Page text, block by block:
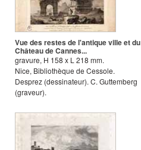
Vue des restes de l'antique ville et du
Château de Cannes...
gravure, H 158 x L 218 mm.
Nice, Bibliothèque de Cessole.
Desprez (dessinateur). C. Guttemberg
(graveur).